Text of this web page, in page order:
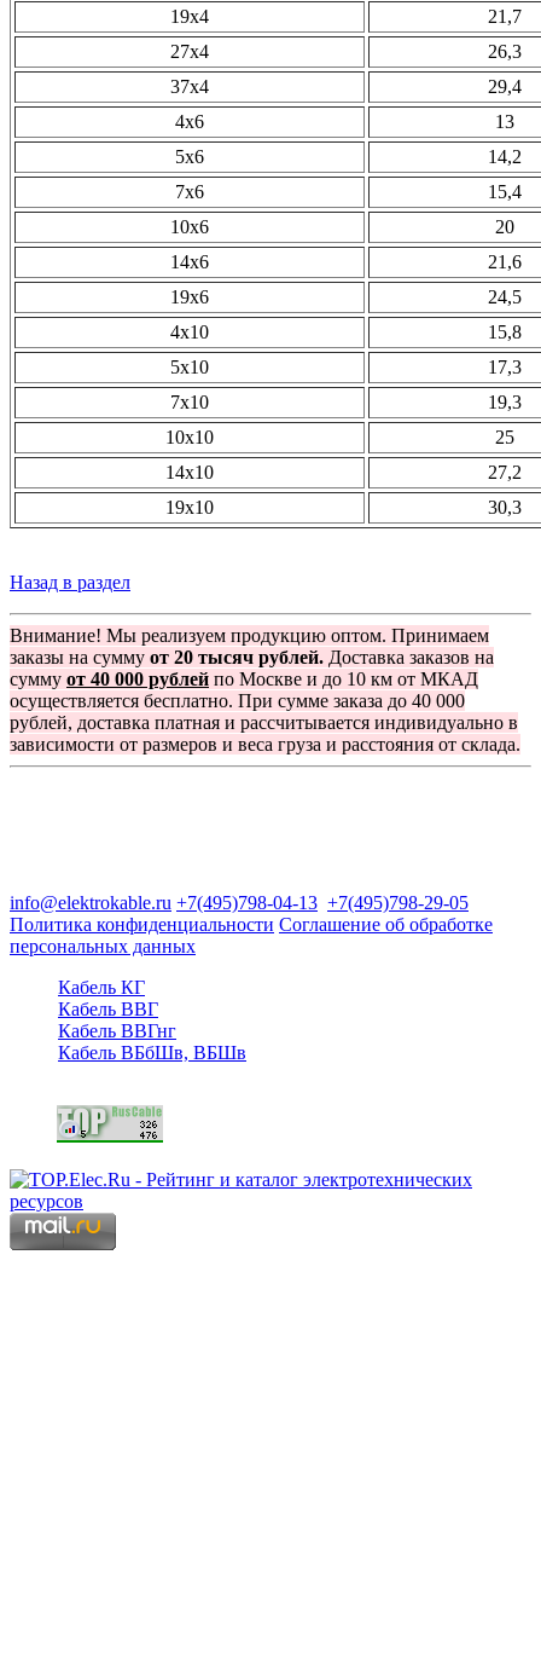
19х4
21,7
27х4
26,3
37х4
29,4
4х6
13
5х6
14,2
7х6
15,4
10х6
20
14х6
21,6
19х6
24,5
4х10
15,8
5х10
17,3
7х10
19,3
10х10
25
14х10
27,2
19х10
30,3
Назад в раздел
Внимание! Мы реализуем продукцию оптом. Принимаем
заказы на сумму от 20 тысяч рублей. Доставка заказов на
сумму от 40 000 рублей по Москве и до 10 км от МКАД
осуществляется бесплатно. При сумме заказа до 40 000
рублей, доставка платная и рассчитывается индивидуально в
зависимости от размеров и веса груза и расстояния от склада.
info@elektrokable.ru +7(495)798-04-13 +7(495)798-29-05
Политика конфиденциальности Соглашение об обработке
персональных данных
Кабель КГ
Кабель ВВГ
Кабель ВВГнг
Кабель ВБбШв, ВБШв